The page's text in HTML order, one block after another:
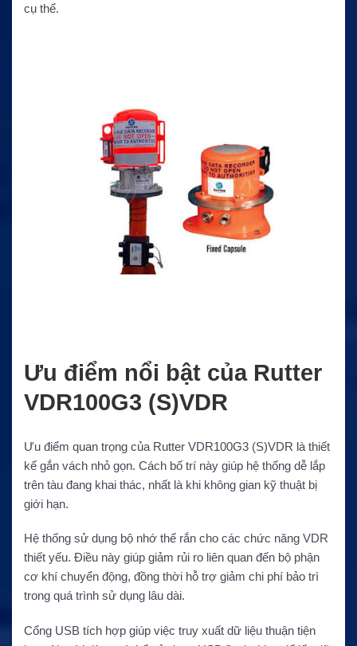
cụ thể.
Ưu điểm nổi bật của Rutter
VDR100G3 (S)VDR
Ưu điểm quan trọng của Rutter VDR100G3 (S)VDR là thiết
kế gắn vách nhỏ gọn. Cách bố trí này giúp hệ thống dễ lắp
trên tàu đang khai thác, nhất là khi không gian kỹ thuật bị
giới hạn.
Hệ thống sử dụng bộ nhớ thể rắn cho các chức năng VDR
thiết yếu. Điều này giúp giảm rủi ro liên quan đến bộ phận
cơ khí chuyển động, đồng thời hỗ trợ giảm chi phí bảo trì
trong quá trình sử dụng lâu dài.
Cổng USB tích hợp giúp việc truy xuất dữ liệu thuận tiện